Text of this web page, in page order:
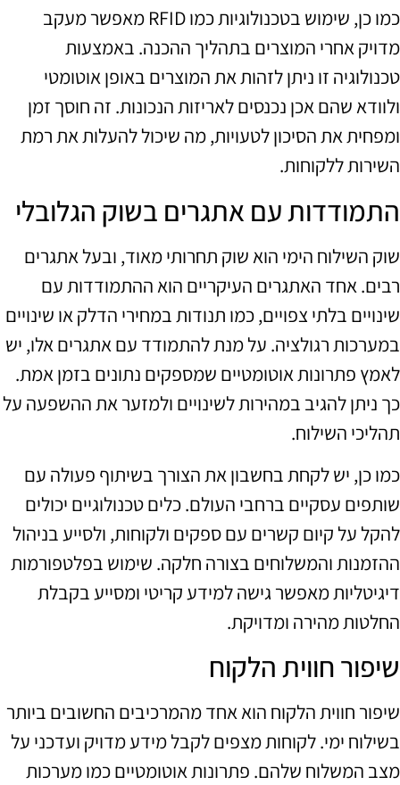
כמו כן, שימוש בטכנולוגיות כמו RFID מאפשר מעקב
מדויק אחרי המוצרים בתהליך ההכנה. באמצעות
טכנולוגיה זו ניתן לזהות את המוצרים באופן אוטומטי
ולוודא שהם אכן נכנסים לאריזות הנכונות. זה חוסך זמן
ומפחית את הסיכון לטעויות, מה שיכול להעלות את רמת
השירות ללקוחות.
התמודדות עם אתגרים בשוק הגלובלי
שוק השילוח הימי הוא שוק תחרותי מאוד, ובעל אתגרים
רבים. אחד האתגרים העיקריים הוא ההתמודדות עם
שינויים בלתי צפויים, כמו תנודות במחירי הדלק או שינויים
במערכות רגולציה. על מנת להתמודד עם אתגרים אלו, יש
לאמץ פתרונות אוטומטיים שמספקים נתונים בזמן אמת.
כך ניתן להגיב במהירות לשינויים ולמזער את ההשפעה על
תהליכי השילוח.
כמו כן, יש לקחת בחשבון את הצורך בשיתוף פעולה עם
שותפים עסקיים ברחבי העולם. כלים טכנולוגיים יכולים
להקל על קיום קשרים עם ספקים ולקוחות, ולסייע בניהול
ההזמנות והמשלוחים בצורה חלקה. שימוש בפלטפורמות
דיגיטליות מאפשר גישה למידע קריטי ומסייע בקבלת
החלטות מהירה ומדויקת.
שיפור חווית הלקוח
שיפור חווית הלקוח הוא אחד מהמרכיבים החשובים ביותר
בשילוח ימי. לקוחות מצפים לקבל מידע מדויק ועדכני על
מצב המשלוח שלהם. פתרונות אוטומטיים כמו מערכות